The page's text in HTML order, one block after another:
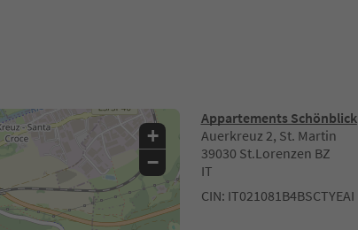
Appartements Schönblick
Auerkreuz 2, St. Martin
39030 St.Lorenzen BZ
IT
CIN: IT021081B4BSCTYEAI
+
−